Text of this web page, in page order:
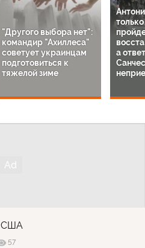
"Другого выбора нет":
командир "Ахиллеса"
советует украинцам
подготовиться к
тяжелой зиме
а
США
57